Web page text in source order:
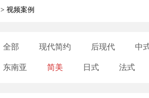
> 视频案例
全部 现代简约 后现代 中
东南亚 简美 日式 法式